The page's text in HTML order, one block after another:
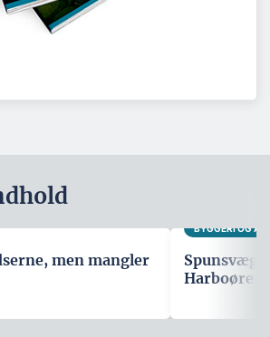
men mangler
BYGGERI OG
Spunsvæg
Harboøre